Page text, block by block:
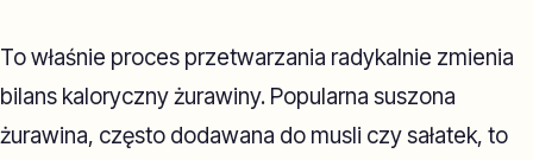
To właśnie proces przetwarzania radykalnie zmienia
bilans kaloryczny żurawiny. Popularna suszona
żurawina, często dodawana do musli czy sałatek, to